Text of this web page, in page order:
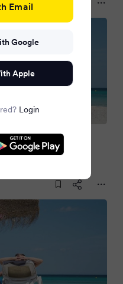
sich Reisende vor
Email
Google
Apple
Login